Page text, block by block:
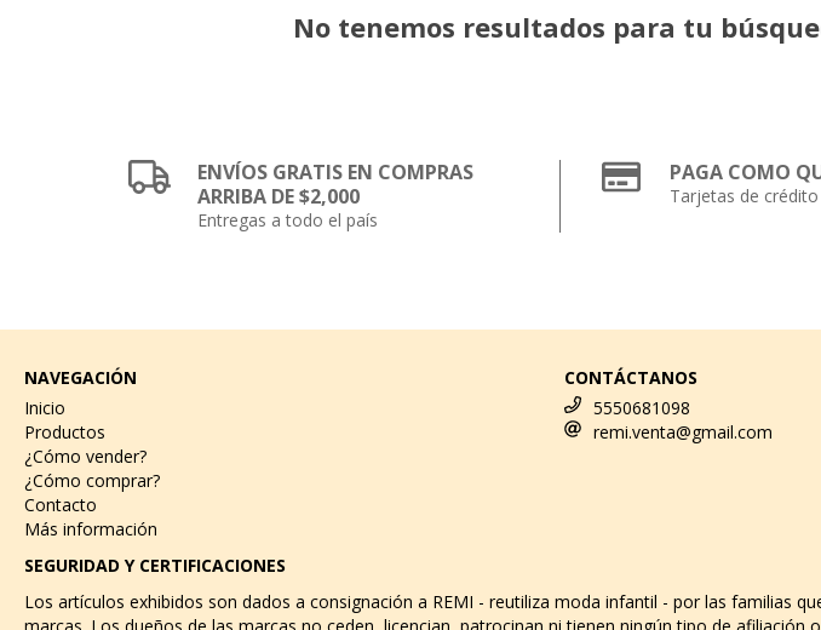
No tenemos resultados para tu
ENVÍOS GRATIS EN COMPRAS
ARRIBA DE $2,000
Entregas a todo el país
PAGA COMO
Tarjetas de
NAVEGACIÓN
Inicio
Productos
¿Cómo vender?
¿Cómo comprar?
Contacto
Más información
CONTÁCTANOS
5550681098
remi.venta@gmail.com
SEGURIDAD Y CERTIFICACIONES
Los artículos exhibidos son dados a consignación a REMI - reutiliza moda infantil - por las familias